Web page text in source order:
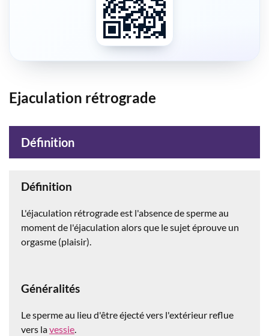
Ejaculation rétrograde
Définition
Définition
L'éjaculation rétrograde est l'absence de sperme au
moment de l'éjaculation alors que le sujet éprouve un
orgasme (plaisir).
Généralités
Le sperme au lieu d'être éjecté vers l'extérieur reflue
vers lavessie.